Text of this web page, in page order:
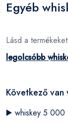
Egyéb
Lásd a
legolcsóbb
Következő van
▶️ whiskey 5 000